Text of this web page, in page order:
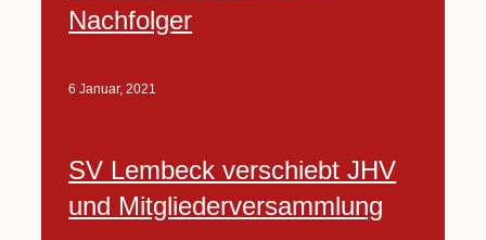
Nachfolger
6 Januar, 2021
SV Lembeck verschiebt JHV
und Mitgliederversammlung